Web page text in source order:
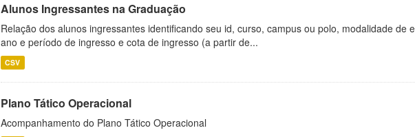
Alunos Ingressantes na Graduação
Relação dos alunos ingressantes identificando seu id, curso, campus ou polo, modalidade de
ano e período de ingresso e cota de ingresso (a partir de...
CSV
Plano Tático Operacional
Acompanhamento do Plano Tático Operacional